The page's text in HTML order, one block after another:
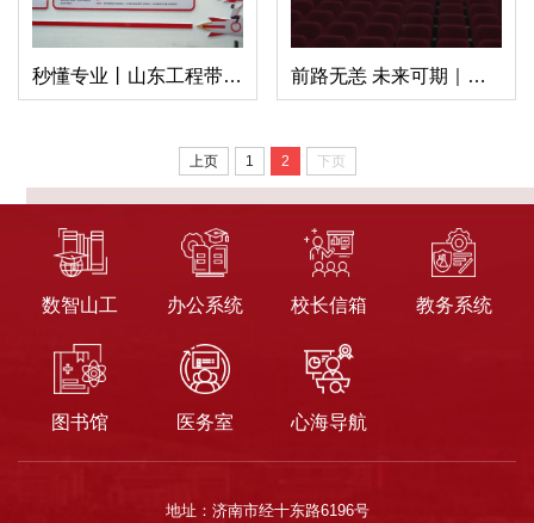
秒懂专业丨山东工程带你看电子商务专业 前路无恙 未来可期｜山东工程2024毕业季...
上页 1 2 下页
数智山工 办公系统 校长信箱 教务系统
图书馆 医务室 心海导航
地址：济南市经十东路6196号